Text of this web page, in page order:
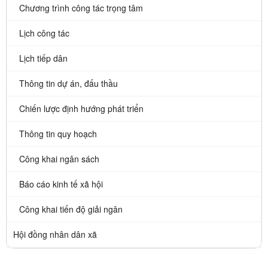
Chương trình công tác trọng tâm
Lịch công tác
Lịch tiếp dân
Thông tin dự án, đấu thầu
Chiến lược định hướng phát triển
Thông tin quy hoạch
Công khai ngân sách
Báo cáo kinh tế xã hội
Công khai tiến độ giải ngân
Hội đồng nhân dân xã